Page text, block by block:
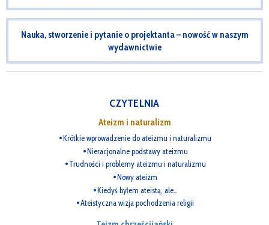
Nauka, stworzenie i pytanie o projektanta – nowość w naszym
wydawnictwie
CZYTELNIA
Ateizm i naturalizm
Krótkie wprowadzenie do ateizmu i naturalizmu
Nieracjonalne podstawy ateizmu
Trudności i problemy ateizmu i naturalizmu
Nowy ateizm
Kiedyś byłem ateistą, ale…
Ateistyczna wizja pochodzenia religii